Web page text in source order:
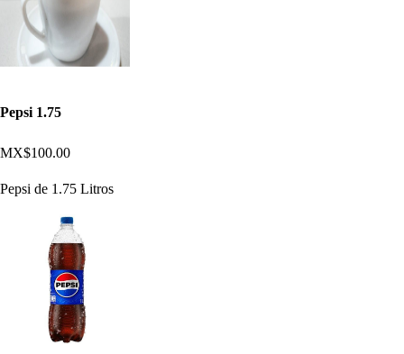
Pepsi 1.75
MX$100.00
Pepsi de 1.75 Litros